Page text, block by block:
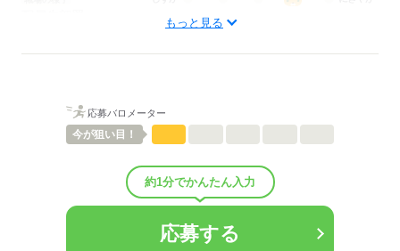
試用期間0～3ヶ月（条件変更なし※期間は経験・能力により変動）
■受動喫煙防止措置：
応募する
もっと見る
応募バロメーター
今が狙い目！
約1分でかんたん入力
応募する